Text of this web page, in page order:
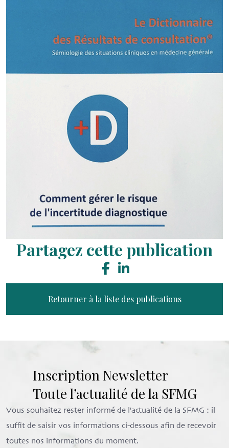
Partagez cette publication
Retourner à la liste des publications
Inscription Newsletter
Toute l’actualité de la SFMG
Vous souhaitez rester informé de l'actualité de la SFMG : il
suffit de saisir vos informations ci-dessous afin de recevoir
toutes nos informations du moment.